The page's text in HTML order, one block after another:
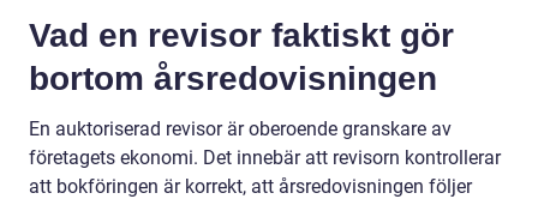
Vad en revisor faktiskt gör
bortom årsredovisningen
En auktoriserad revisor är oberoende granskare av
företagets ekonomi. Det innebär att revisorn kontrollerar
att bokföringen är korrekt, att årsredovisningen följer